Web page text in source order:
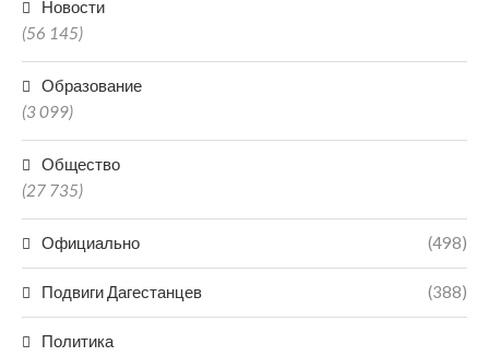
Новости
(56 145)
Образование
(3 099)
Общество
(27 735)
Официально (498)
Подвиги Дагестанцев (388)
Политика